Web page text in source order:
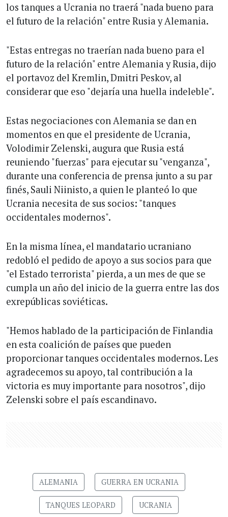
los tanques a Ucrania no traerá "nada bueno para
el futuro de la relación" entre Rusia y Alemania.
"Estas entregas no traerían nada bueno para el
futuro de la relación" entre Alemania y Rusia, dijo
el portavoz del Kremlin, Dmitri Peskov, al
considerar que eso "dejaría una huella indeleble".
Estas negociaciones con Alemania se dan en
momentos en que el presidente de Ucrania,
Volodimir Zelenski, augura que Rusia está
reuniendo "fuerzas" para ejecutar su "venganza",
durante una conferencia de prensa junto a su par
finés, Sauli Niinisto, a quien le planteó lo que
Ucrania necesita de sus socios: "tanques
occidentales modernos".
En la misma línea, el mandatario ucraniano
redobló el pedido de apoyo a sus socios para que
"el Estado terrorista" pierda, a un mes de que se
cumpla un año del inicio de la guerra entre las dos
exrepúblicas soviéticas.
"Hemos hablado de la participación de Finlandia
en esta coalición de países que pueden
proporcionar tanques occidentales modernos. Les
agradecemos su apoyo, tal contribución a la
victoria es muy importante para nosotros", dijo
Zelenski sobre el país escandinavo.
ALEMANIA GUERRA EN UCRANIA
TANQUES LEOPARD UCRANIA